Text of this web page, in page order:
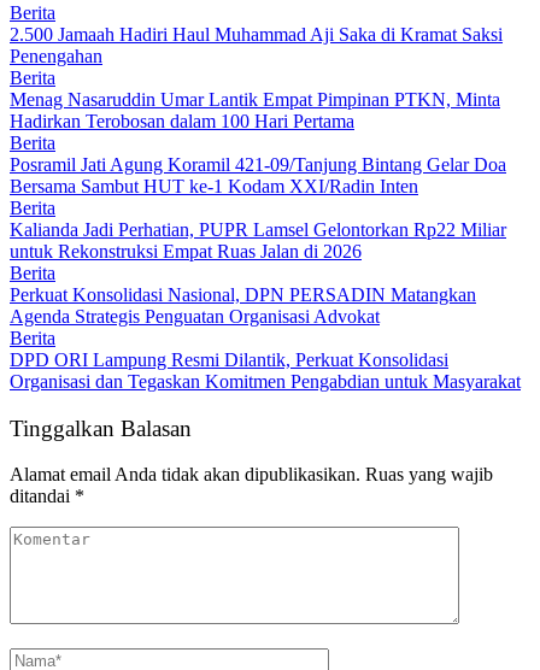
Berita
2.500 Jamaah Hadiri Haul Muhammad Aji Saka di Kramat Saksi
Penengahan
Berita
Menag Nasaruddin Umar Lantik Empat Pimpinan PTKN, Minta
Hadirkan Terobosan dalam 100 Hari Pertama
Berita
Posramil Jati Agung Koramil 421-09/Tanjung Bintang Gelar Doa
Bersama Sambut HUT ke-1 Kodam XXI/Radin Inten
Berita
Kalianda Jadi Perhatian, PUPR Lamsel Gelontorkan Rp22 Miliar
untuk Rekonstruksi Empat Ruas Jalan di 2026
Berita
Perkuat Konsolidasi Nasional, DPN PERSADIN Matangkan
Agenda Strategis Penguatan Organisasi Advokat
Berita
DPD ORI Lampung Resmi Dilantik, Perkuat Konsolidasi
Organisasi dan Tegaskan Komitmen Pengabdian untuk Masyarakat
Tinggalkan Balasan
Alamat email Anda tidak akan dipublikasikan. Ruas yang wajib
ditandai *